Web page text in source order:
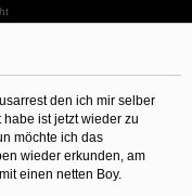
Internetprovider, die einen Filter
können, welche Websites von
Sie Ihre minderjährigen
und vermitteln Sie ihnen, dass
können Sie anhand des
sich obiger Tips bedienen.
minderjährigen Kindern, dass
Angaben machen sollen.
Internet ihre wahre Identität
den ich mir selber
habe ist jetzt wieder zu
möchte ich das
wieder erkunden, am
einen netten Boy.